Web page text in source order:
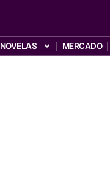
NOVELAS MERCADO